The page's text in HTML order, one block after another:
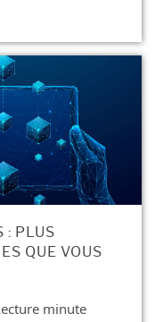
: PLUS
QUE VOUS
minute